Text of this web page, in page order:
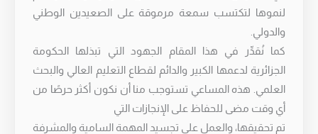
لنموها لتكتسب سمعة مرموقة على الصعيدين الوطني
والدولي.
كما نُقدِّر في هذا المقام الجهود التي تبذلها الحكومة
الجزائرية لدعمها الكبير والدائم لقطاع التعليم العالي والبحث
العلمي. هذه المساعي تستوجب منا أن نكون أكثر حرصًا من
أي وقت مضى للحفاظ على الإنجازات التي
تم تحقيقها، والعمل على تجسيد المهمة السامية والمشرفة